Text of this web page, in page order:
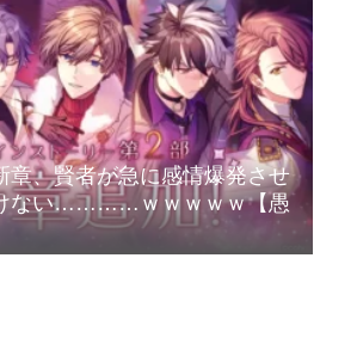
章、賢者が急に感情爆発させ
ない…………ｗｗｗｗｗ【愚